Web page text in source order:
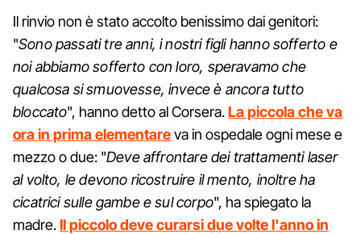
Il rinvio non è stato accolto benissimo dai genitori:
"Sono passati tre anni, i nostri figli hanno sofferto e
noi abbiamo sofferto con loro, speravamo che
qualcosa si smuovesse, invece è ancora tutto
bloccato", hanno detto al Corsera.La piccola che va
ora in prima elementareva in ospedale ogni mese e
mezzo o due: "Deve affrontare dei trattamenti laser
al volto, le devono ricostruire il mento, inoltre ha
cicatrici sulle gambe e sul corpo", ha spiegato la
madre.Il piccolo deve curarsi due volte l'anno in